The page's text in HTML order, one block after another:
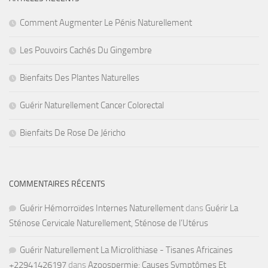
Comment Augmenter Le Pénis Naturellement
Les Pouvoirs Cachés Du Gingembre
Bienfaits Des Plantes Naturelles
Guérir Naturellement Cancer Colorectal
Bienfaits De Rose De Jéricho
COMMENTAIRES RÉCENTS
Guérir Hémorroïdes Internes Naturellement dans Guérir La
Sténose Cervicale Naturellement, Sténose de l’Utérus
Guérir Naturellement La Microlithiase - Tisanes Africaines
+22941426197 dans Azoospermie: Causes Symptômes Et